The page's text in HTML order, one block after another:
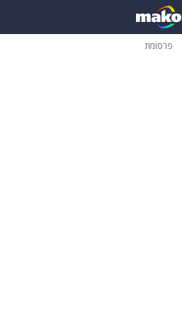
פרסומת